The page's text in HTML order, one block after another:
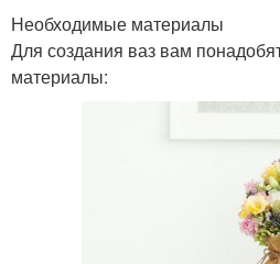
Необходимые материалы
Для создания ваз вам
материалы: